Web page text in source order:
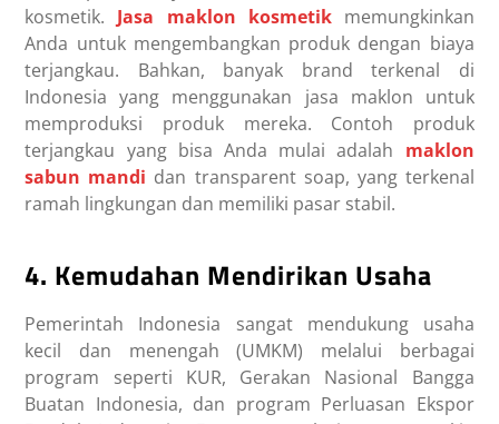
kosmetik. Jasa maklon kosmetikmemungkinkan
Anda untuk mengembangkan produk dengan biaya
terjangkau. Bahkan, banyak brand terkenal di
Indonesia yang menggunakan jasa maklon untuk
memproduksi produk mereka. Contoh produk
terjangkau yang bisa Anda mulai adalah maklon
sabun mandi dan transparent soap, yang terkenal
ramah lingkungan dan memiliki pasar stabil.
4. Kemudahan Mendirikan Usaha
Pemerintah Indonesia sangat mendukung usaha
kecil dan menengah (UMKM) melalui berbagai
program seperti KUR, Gerakan Nasional Bangga
Buatan Indonesia, dan program Perluasan Ekspor